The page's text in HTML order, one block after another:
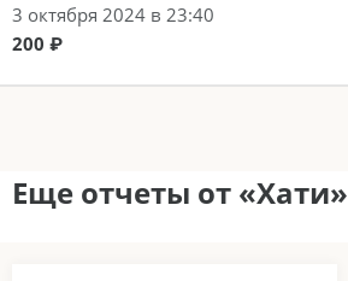
3 октября 2024 в 23:40
200 ₽
Еще отчеты от «Хати»